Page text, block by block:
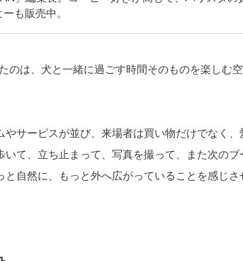
も販売中。
のは、犬と一緒に過ごす時間そのものを楽しむ
サービスが並び、来場者は買い物だけでなく、
て、立ち止まって、写真を撮って、また次のブ
自然に、もっと外へ広がっていることを感じさ